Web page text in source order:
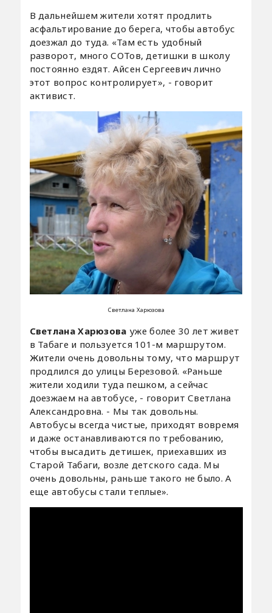
В дальнейшем жители хотят продлить
асфальтирование до берега, чтобы автобус
доезжал до туда. «Там есть удобный
разворот, много СОТов, детишки в школу
постоянно ездят. Айсен Сергеевич лично
этот вопрос контролирует», - говорит
активист.
Светлана Харюзова
Светлана Харюзова уже более 30 лет живет
в Табаге и пользуется 101-м маршрутом.
Жители очень довольны тому, что маршрут
продлился до улицы Березовой. «Раньше
жители ходили туда пешком, а сейчас
доезжаем на автобусе, - говорит Светлана
Александровна. - Мы так довольны.
Автобусы всегда чистые, приходят вовремя
и даже останавливаются по требованию,
чтобы высадить детишек, приехавших из
Старой Табаги, возле детского сада. Мы
очень довольны, раньше такого не было. А
еще автобусы стали теплые».